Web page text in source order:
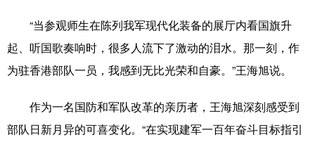
“当参观师生在陈列我军现代化装备的展厅内看国旗升
起、听国歌奏响时，很多人流下了激动的泪水。那一刻，作
为驻香港部队一员，我感到无比光荣和自豪。”王海旭说。
作为一名国防和军队改革的亲历者，王海旭深刻感受到
部队日新月异的可喜变化。“在实现建军一百年奋斗目标指引